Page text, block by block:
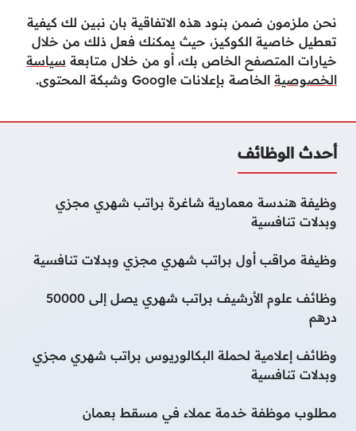
نحن ملزمون ضمن بنود هذه الاتفاقية بان نبين لك كيفية
تعطيل خاصية الكوكيز، حيث يمكنك فعل ذلك من خلال
خيارات المتصفح الخاص بك، أو من خلال متابعة سياسة
الخصوصية الخاصة بإعلانات Google وشبكة المحتوى.
أحدث الوظائف
وظيفة هندسة معمارية شاغرة براتب شهري مجزي
وبدلات تنافسية
وظيفة مراقب أول براتب شهري مجزي وبدلات تنافسية
وظائف علوم الأرشيف براتب شهري يصل إلى 50000
درهم
وظائف إعلامية لحملة البكالوريوس براتب شهري مجزي
وبدلات تنافسية
مطلوب موظفة خدمة عملاء في مسقط بعمان